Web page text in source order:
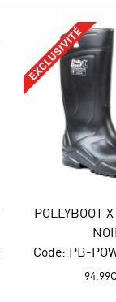
POLLYBOOT
Code: PB-
94.99